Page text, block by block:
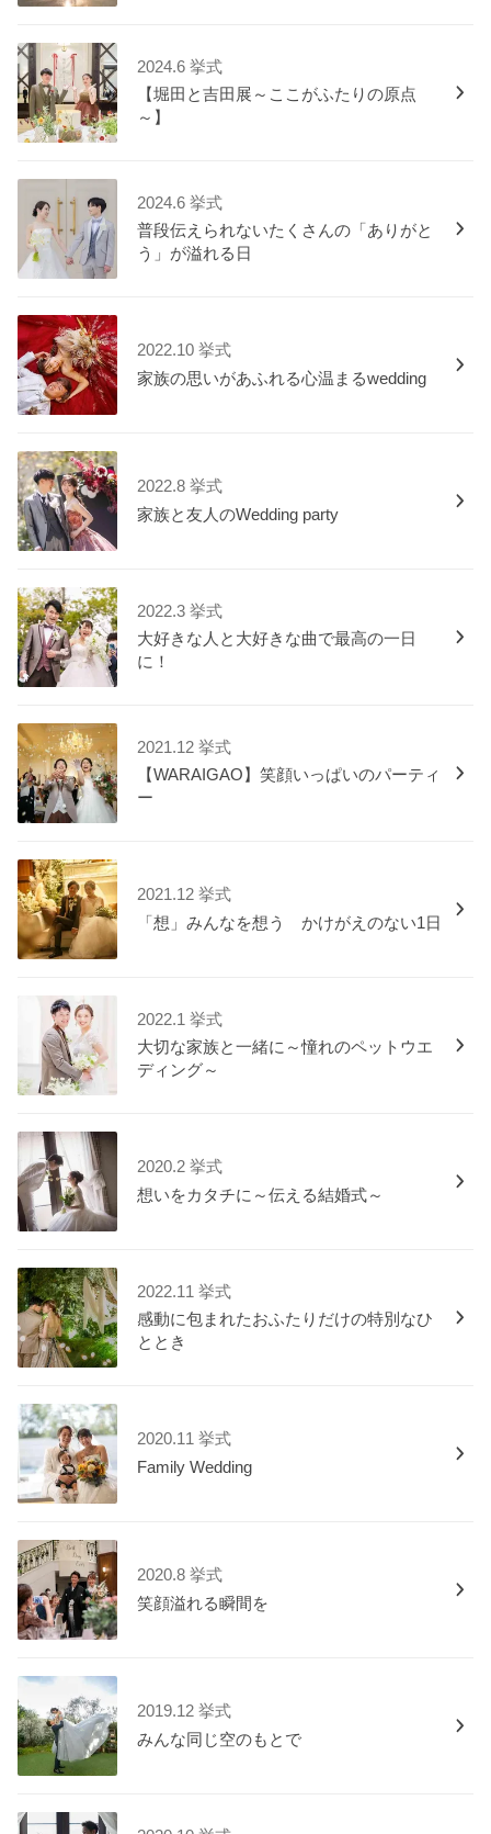
2024.6 挙式
【堀田と吉田展～ここがふたりの原点
～】
2024.6 挙式
普段伝えられないたくさんの「ありがと
う」が溢れる日
2022.10 挙式
家族の思いがあふれる心温まるwedding
2022.8 挙式
家族と友人のWedding party
2022.3 挙式
大好きな人と大好きな曲で最高の一日
に！
2021.12 挙式
【WARAIGAO】笑顔いっぱいのパーティ
ー
2021.12 挙式
「想」みんなを想う かけがえのない1日
2022.1 挙式
大切な家族と一緒に～憧れのペットウエ
ディング～
2020.2 挙式
想いをカタチに～伝える結婚式～
2022.11 挙式
感動に包まれたおふたりだけの特別なひ
ととき
2020.11 挙式
Family Wedding
2020.8 挙式
笑顔溢れる瞬間を
2019.12 挙式
みんな同じ空のもとで